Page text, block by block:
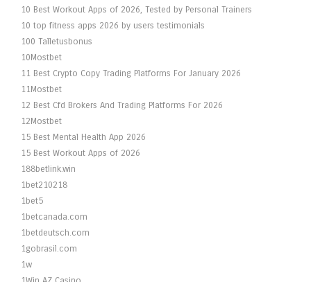
10 Best Workout Apps of 2026, Tested by Personal Trainers
10 top fitness apps 2026 by users testimonials
100 Talletusbonus
10Mostbet
11 Best Crypto Copy Trading Platforms For January 2026
11Mostbet
12 Best Cfd Brokers And Trading Platforms For 2026
12Mostbet
15 Best Mental Health App 2026
15 Best Workout Apps of 2026
188betlink.win
1bet210218
1bet5
1betcanada.com
1betdeutsch.com
1gobrasil.com
1w